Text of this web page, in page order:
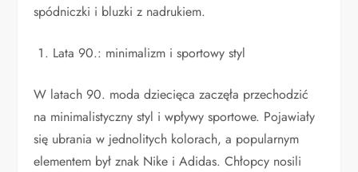
spódniczki i bluzki z nadrukiem.
Lata 90.: minimalizm i sportowy styl
W latach 90. moda dziecięca zaczęła przechodzić
na minimalistyczny styl i wpływy sportowe. Pojawiały
się ubrania w jednolitych kolorach, a popularnym
elementem był znak Nike i Adidas. Chłopcy nosili